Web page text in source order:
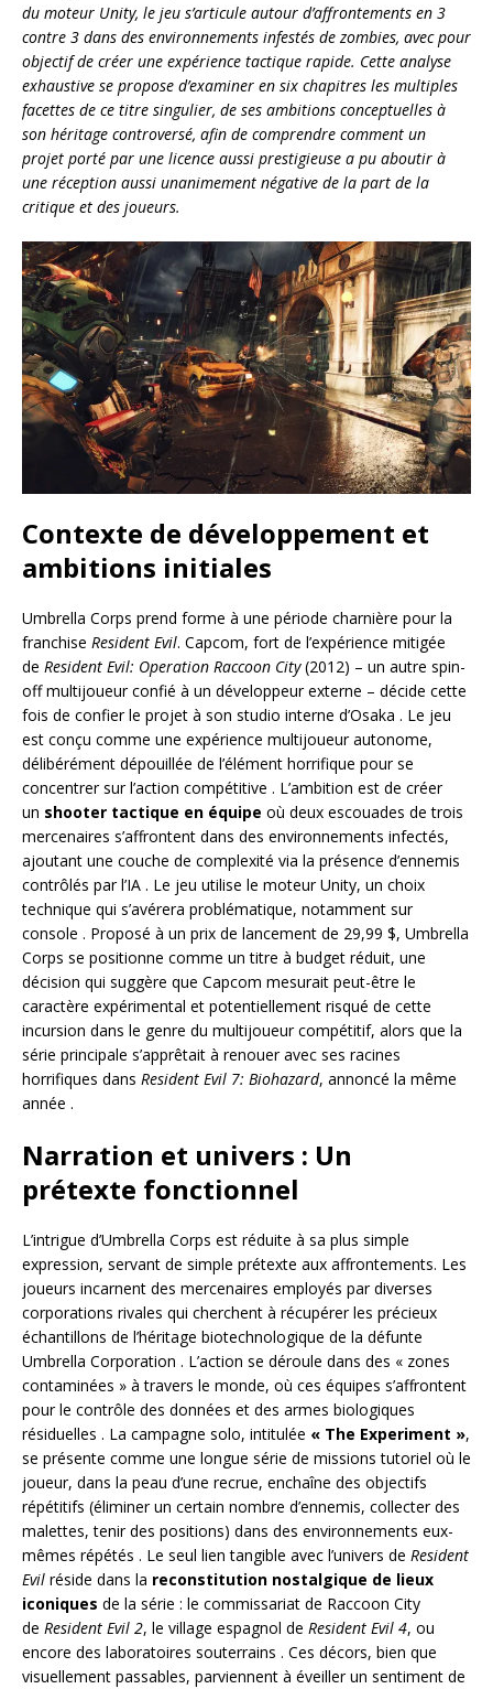
du moteur Unity, le jeu s’articule autour d’affrontements en 3
contre 3 dans des environnements infestés de zombies, avec pour
objectif de créer une expérience tactique rapide. Cette analyse
exhaustive se propose d’examiner en six chapitres les multiples
facettes de ce titre singulier, de ses ambitions conceptuelles à
son héritage controversé, afin de comprendre comment un
projet porté par une licence aussi prestigieuse a pu aboutir à
une réception aussi unanimement négative de la part de la
critique et des joueurs.
Contexte de développement et
ambitions initiales
Umbrella Corps prend forme à une période charnière pour la
franchise Resident Evil. Capcom, fort de l’expérience mitigée
de Resident Evil: Operation Raccoon City(2012) – un autre spin-
off multijoueur confié à un développeur externe – décide cette
fois de confier le projet à son studio interne d’Osaka . Le jeu
est conçu comme une expérience multijoueur autonome,
délibérément dépouillée de l’élément horrifique pour se
concentrer sur l’action compétitive . L’ambition est de créer
un shooter tactique en équipe où deux escouades de trois
mercenaires s’affrontent dans des environnements infectés,
ajoutant une couche de complexité via la présence d’ennemis
contrôlés par l’IA . Le jeu utilise le moteur Unity, un choix
technique qui s’avérera problématique, notamment sur
console . Proposé à un prix de lancement de 29,99 $, Umbrella
Corps se positionne comme un titre à budget réduit, une
décision qui suggère que Capcom mesurait peut-être le
caractère expérimental et potentiellement risqué de cette
incursion dans le genre du multijoueur compétitif, alors que la
série principale s’apprêtait à renouer avec ses racines
horrifiques dans Resident Evil 7: Biohazard, annoncé la même
année .
Narration et univers : Un
prétexte fonctionnel
L’intrigue d’Umbrella Corps est réduite à sa plus simple
expression, servant de simple prétexte aux affrontements. Les
joueurs incarnent des mercenaires employés par diverses
corporations rivales qui cherchent à récupérer les précieux
échantillons de l’héritage biotechnologique de la défunte
Umbrella Corporation . L’action se déroule dans des « zones
contaminées » à travers le monde, où ces équipes s’affrontent
pour le contrôle des données et des armes biologiques
résiduelles . La campagne solo, intitulée « The Experiment »,
se présente comme une longue série de missions tutoriel où le
joueur, dans la peau d’une recrue, enchaîne des objectifs
répétitifs (éliminer un certain nombre d’ennemis, collecter des
malettes, tenir des positions) dans des environnements eux-
mêmes répétés . Le seul lien tangible avec l’univers de Resident
Evil réside dans la reconstitution nostalgique de lieux
iconiques de la série : le commissariat de Raccoon City
de Resident Evil 2, le village espagnol de Resident Evil 4, ou
encore des laboratoires souterrains . Ces décors, bien que
visuellement passables, parviennent à éveiller un sentiment de